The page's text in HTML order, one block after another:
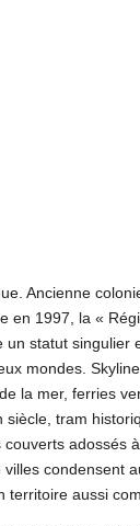
Ancienne
en 1997, la «
un statut singulier
mondes.
la mer, ferries
siècle, tram
adossés
condensent
territoire aussi